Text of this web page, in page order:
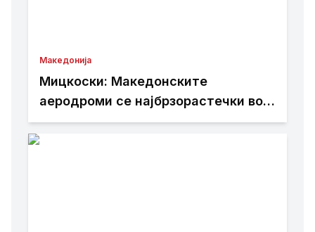
Македонија
Мицкоски: Македонските
аеродроми се најбрзорастечки во
регионот – тоа е резултат на